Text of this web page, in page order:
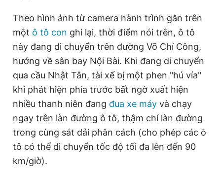
Theo dõi báo trên
Hotline
0906 645 777
Liên hệ quảng cáo
0908 780 404
Đặt báo Quảng cáo RSS Tòa soạn Chính sách bảo
Tổng biên tập: Nguyễn Ngọc Toàn
Phó tổng biên tập thường trực: Hải Thành
Phó tổng biên tập: Lâm Hiếu Dũng
Phó tổng biên tập: Trần Việt Hưng
Tổng thư ký tòa soạn: Đức Trung
Theo hình ảnh từ camera hành trình gắn trên
một ô tô con ghi lại, thời điểm nói trên, ô tô
này đang di chuyển trên đường Võ Chí Công,
hướng về sân bay Nội Bài. Khi đang di chuyển
qua cầu Nhật Tân, tài xế bị một phen "hú vía"
khi phát hiện phía trước bất ngờ xuất hiện
nhiều thanh niên đang đua xe máy và chạy
ngay trên làn đường ô tô, thậm chí làn đường
trong cùng sát dải phân cách (cho phép các ô
tô có thể di chuyển tốc độ tối đa lên đến 90
km/giờ).